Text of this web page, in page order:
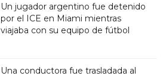
Un jugador argentino fue detenido
por el ICE en Miami mientras
viajaba con su equipo de fútbol
Una conductora fue trasladada al